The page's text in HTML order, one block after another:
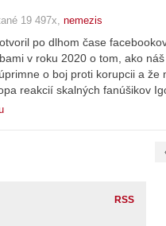
19 497x, nemezis
po dlhom čase
v roku 2020 o tom, ako
o boj proti korupcii a
reakcií skalných fanúšikov
RSS